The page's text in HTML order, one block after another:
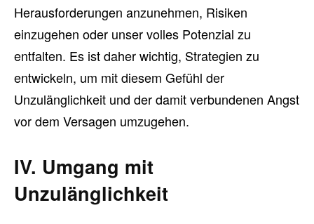
Herausforderungen anzunehmen, Risiken
einzugehen oder unser volles Potenzial zu
entfalten. Es ist daher wichtig, Strategien zu
entwickeln, um mit diesem Gefühl der
Unzulänglichkeit und der damit verbundenen Angst
vor dem Versagen umzugehen.
IV. Umgang mit
Unzulänglichkeit